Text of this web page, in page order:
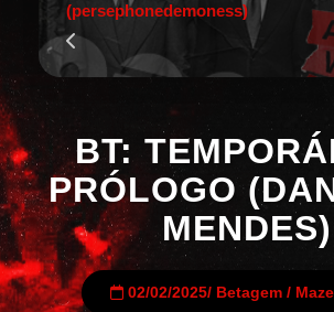
(persephonedemoness)
BT:
PRÓLOGO
MENDES)
02/02/2025/ Betagem /